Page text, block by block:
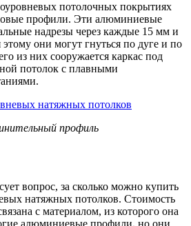
потолочных покрытиях
профили. Эти алюминиевые
надрезы через каждые 15 мм и
они могут гнуться по дуге и по
из них сооружается каркас под
потолок с плавными
профиль
вопрос, за сколько можно купить
натяжных потолков. Стоимость
с материалом, из которого она
алюминиевые профили, но они